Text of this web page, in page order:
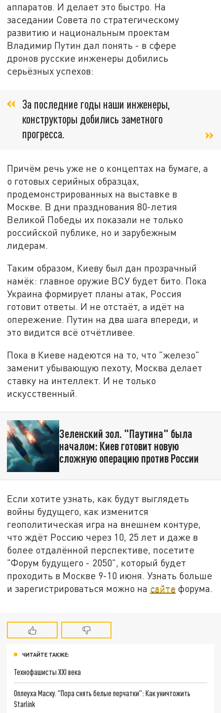
аппаратов. И делает это быстро. На
заседании Совета по стратегическому
развитию и национальным проектам
Владимир Путин дал понять - в сфере
дронов русские инженеры добились
серьёзных успехов:
За последние годы наши инженеры,
конструкторы добились заметного
прогресса.
Причём речь уже не о концептах на бумаге, а
о готовых серийных образцах,
продемонстрированных на выставке в
Москве. В дни празднования 80-летия
Великой Победы их показали не только
российской публике, но и зарубежным
лидерам.
Таким образом, Киеву был дан прозрачный
намёк: главное оружие ВСУ будет бито. Пока
Украина формирует планы атак, Россия
готовит ответы. И не отстаёт, а идёт на
опережение. Путин на два шага впереди, и
это видится всё отчётливее.
Пока в Киеве надеются на то, что "железо"
заменит убывающую пехоту, Москва делает
ставку на интеллект. И не только
искусственный.
Зеленский зол. "Паутина" была
началом: Киев готовит новую
сложную операцию против России
Если хотите узнать, как будут выглядеть
войны будущего, как изменится
геополитическая игра на внешнем контуре,
что ждёт Россию через 10, 25 лет и даже в
более отдалённой перспективе, посетите
"Форум будущего - 2050", который будет
проходить в Москве 9-10 июня. Узнать больше
и зарегистрироваться можно на сайте форума.
ЧИТАЙТЕ ТАКЖЕ:
Технофашисты XXI века
Оплеуха Маску. "Пора снять белые перчатки": Как уничтожить
Starlink